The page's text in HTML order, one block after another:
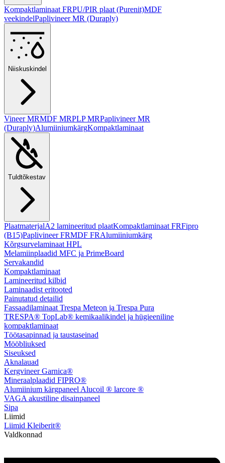
Kompaktlaminaat FRPU/PIR plaat (Purenit)MDF
veekindelPaplivineer MR (Duraply)
Niiskuskindel
Vineer MRMDF MRPLP MRPaplivineer MR
(Duraply)AlumiiniumkärgKompaktlaminaat
Tuldtõkestav
PlaatmaterjalA2 lamineeritud plaatKompaktlaminaat FRFipro
(B15)Paplivineer FRMDF FRAlumiiniumkärg
Kõrgsurvelaminaat HPL
Melamiinplaadid MFC ja PrimeBoard
Servakandid
Kompaktlaminaat
Lamineeritud kilbid
Laminaadist eritooted
Painutatud detailid
Fassaadilaminaat Trespa Meteon ja Trespa Pura
TRESPA® TopLab® kemikaalikindel ja hügieeniline
kompaktlaminaat
Töötasapinnad ja taustaseinad
Mööbliuksed
Siseuksed
Aknalauad
Kergvineer Garnica®
Mineraalplaadid FIPRO®
Alumiinium kärgpaneel Alucoil ® larcore ®
VAGA akustiline disainpaneel
Sipa
Liimid
Liimid Kleiberit®
Valdkonnad